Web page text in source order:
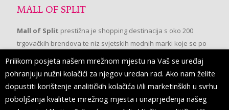
MALL OF SPLIT
Mall of Split prestižna je shopping destinacija s oko 200
trgovačkih brendova te niz svjetskih modnih marki koje se po
prvi put pojavljuju u Splitu.
PRATITE NAS
Prilikom posjeta našem mrežnom mjestu na Vaš se uređaj
pohranjuju nužni kolačići za njegov uredan rad. Ako nam želite
dopustiti korištenje analitičkih kolačića i/ili marketinških u svrhu
poboljšanja kvalitete mrežnog mjesta i unaprjeđenja našeg